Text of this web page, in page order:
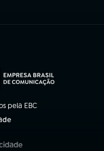
aba)
pela EBC